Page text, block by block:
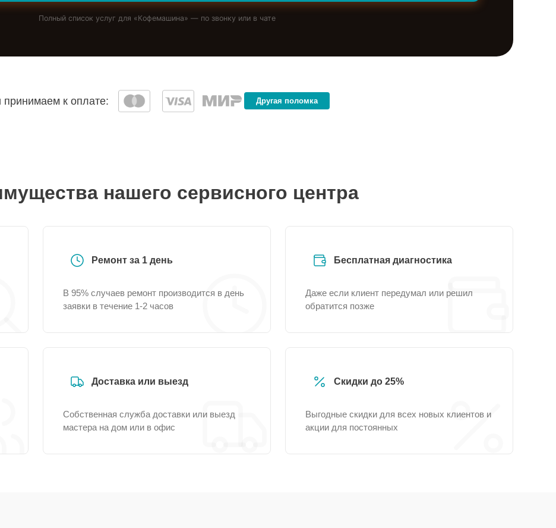
Полный список услуг для «Кофемашина» — по звонку или в чате
к оплате: Другая поломка
нашего сервисного центра
Ремонт за 1 день
В 95% случаев ремонт производится в день
заявки в течение 1-2 часов
Бесплатная диагностика
Даже если клиент передумал или решил
обратится позже
Доставка или выезд
Собственная служба доставки или выезд
мастера на дом или в офис
Скидки до 25%
Выгодные скидки для всех новых клиентов и
акции для постоянных